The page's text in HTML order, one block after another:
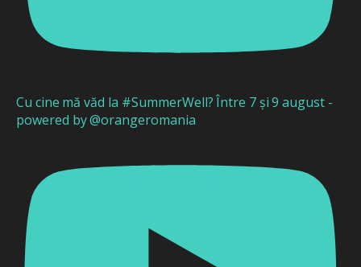
Cu cine mă văd la #SummerWell? Între 7 și 9 august -
powered by @orangeromania